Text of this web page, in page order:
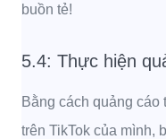
buồn tẻ!
5.4: Thực hiện
Bằng cách quảng
trên TikTok của mình,